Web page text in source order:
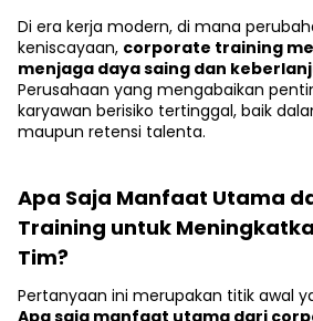
Di era kerja modern, di mana
keniscayaan, corporate training
menjaga daya saing dan
Perusahaan yang mengabaikan
karyawan berisiko tertinggal, baik
maupun retensi talenta.
Apa Saja Manfaat Utama
Training untuk
Tim?
Pertanyaan ini merupakan titik awal
Apa saja manfaat utama dari